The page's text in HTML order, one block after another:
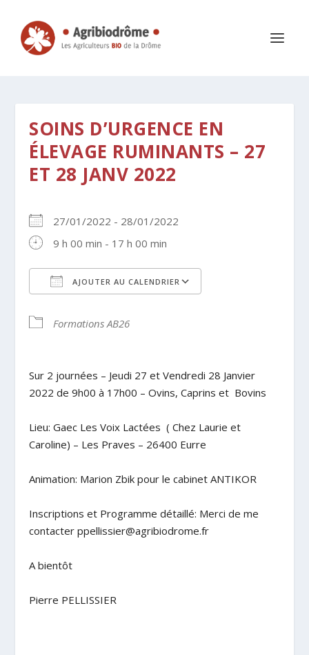
SOINS D’URGENCE EN
ÉLEVAGE RUMINANTS – 27
ET 28 JANV 2022
27/01/2022 - 28/01/2022
9 h 00 min - 17 h 00 min
AJOUTER AU CALENDRIER
Formations AB26
Sur 2 journées – Jeudi 27 et Vendredi 28 Janvier
2022 de 9h00 à 17h00 – Ovins, Caprins et Bovins
Lieu: Gaec Les Voix Lactées ( Chez Laurie et
Caroline) – Les Praves – 26400 Eurre
Animation: Marion Zbik pour le cabinet ANTIKOR
Inscriptions et Programme détaillé: Merci de me
contacter ppellissier@agribiodrome.fr
A bientôt
Pierre PELLISSIER